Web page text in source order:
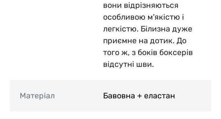
вони відрізняються
особливою м'якістю і
легкістю. Білизна дуже
приємне на дотик. До
того ж, з боків боксерів
відсутні шви.
Матеріал Бавовна + еластан